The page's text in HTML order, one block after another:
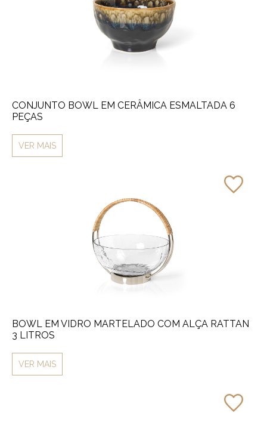
CONJUNTO BOWL EM CERÂMICA ESMALTADA 6
PEÇAS
VER MAIS
BOWL EM VIDRO MARTELADO COM ALÇA RATTAN
3 LITROS
VER MAIS